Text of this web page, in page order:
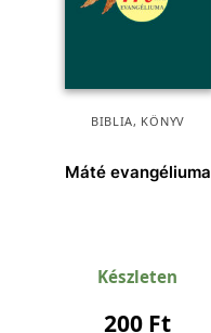
BIBLIA, KÖNYV
Máté evangéliuma
Készleten
200 Ft